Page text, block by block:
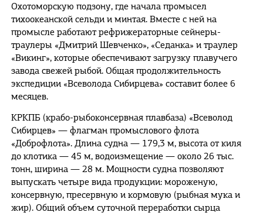
Охотоморскую подзону, где начала промысел
тихоокеанской сельди и минтая. Вместе с ней на
промысле работают рефрижераторные сейнеры-
траулеры «Дмитрий Шевченко», «Седанка» и траулер
«Викинг», которые обеспечивают загрузку плавучего
завода свежей рыбой. Общая продолжительность
экспедиции «Всеволода Сибирцева» составит более 6
месяцев.
КРКПБ (крабо-рыбоконсервная плавбаза) «Всеволод
Сибирцев» — флагман промыслового флота
«Доброфлота». Длина судна — 179,3 м, высота от киля
до клотика — 45 м, водоизмещение — около 26 тыс.
тонн, ширина — 28 м. Мощности судна позволяют
выпускать четыре вида продукции: мороженую,
консервную, пресервную и кормовую (рыбная мука и
жир). Общий объем суточной переработки сырца